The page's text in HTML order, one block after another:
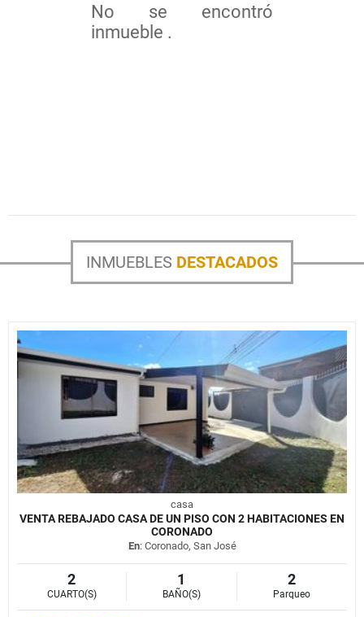
No se encontró
inmueble .
INMUEBLES DESTACADOS
casa
VENTA REBAJADO CASA DE UN PISO CON 2 HABITACIONES EN
CORONADO
En: Coronado, San José
2
CUARTO(S)
1
BAÑO(S)
2
Parqueo